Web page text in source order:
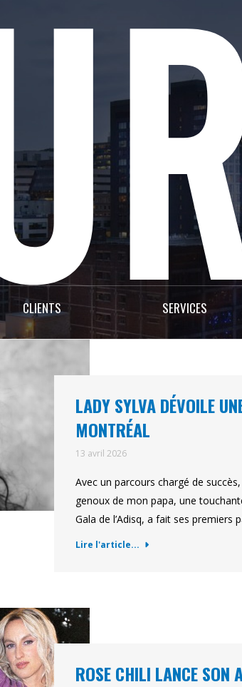
CLIENTS SERVICES
LADY SYLVA DÉVOILE
MONTRÉAL
13 avril 2026
Avec un parcours chargé de
genoux de mon papa, une
Gala de l’Adisq, a fait ses premiers
Lire l'article...
ROSE CHILI LANCE SON